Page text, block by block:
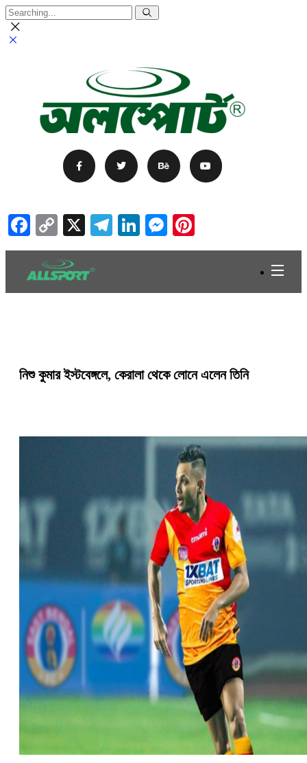
Facebook
Copy
Link
X Telegram
LinkedIn
Messenger
নিশু কুমার ইস্টবেঙ্গলে, কেরালা থেকে লোনে এলেন তিনি